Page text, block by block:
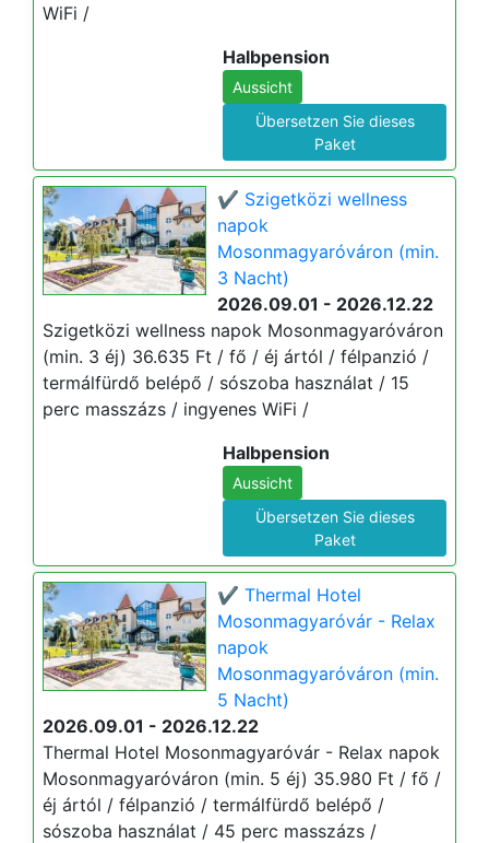
WiFi /
Halbpension
Aussicht
Übersetzen Sie dieses
Paket
✔️ Szigetközi wellness
napok
Mosonmagyaróváron (min.
3 Nacht)
2026.09.01 - 2026.12.22
Szigetközi wellness napok Mosonmagyaróváron
(min. 3 éj) 36.635 Ft / fő / éj ártól / félpanzió /
termálfürdő belépő / sószoba használat / 15
perc masszázs / ingyenes WiFi /
Halbpension
Aussicht
Übersetzen Sie dieses
Paket
✔️ Thermal Hotel
Mosonmagyaróvár - Relax
napok
Mosonmagyaróváron (min.
5 Nacht)
2026.09.01 - 2026.12.22
Thermal Hotel Mosonmagyaróvár - Relax napok
Mosonmagyaróváron (min. 5 éj) 35.980 Ft / fő /
éj ártól / félpanzió / termálfürdő belépő /
sószoba használat / 45 perc masszázs /